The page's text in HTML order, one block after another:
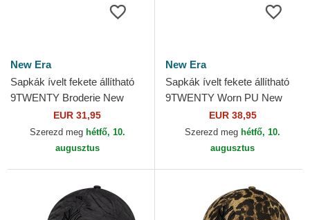
New Era
Sapkák ívelt fekete állítható
9TWENTY Broderie New
York Yankees MLB New Era
EUR 31,95
Szerezd meg hétfő, 10.
augusztus
New Era
Sapkák ívelt fekete állítható
9TWENTY Worn PU New
York Yankees MLB New Era
EUR 38,95
Szerezd meg hétfő, 10.
augusztus